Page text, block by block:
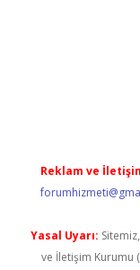
Reklam ve
Yasal Uyarı:
ve İletişim Kurumu